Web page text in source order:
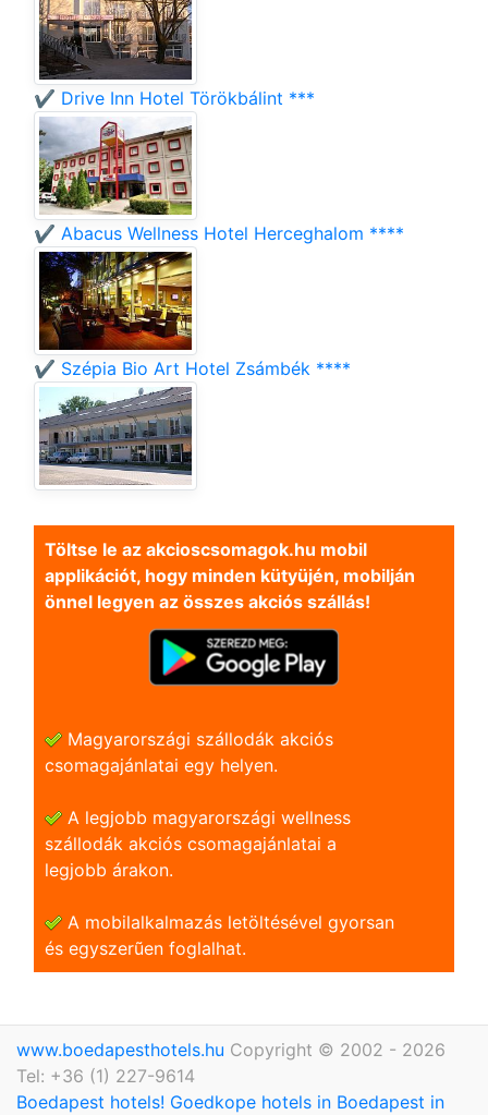
✔️ Drive Inn Hotel Törökbálint ***
✔️ Abacus Wellness Hotel Herceghalom ****
✔️ Szépia Bio Art Hotel Zsámbék ****
Töltse le az akcioscsomagok.hu mobil
applikációt, hogy minden kütyüjén, mobilján
önnel legyen az összes akciós szállás!
Magyarországi szállodák akciós
csomagajánlatai egy helyen.
A legjobb magyarországi wellness
szállodák akciós csomagajánlatai a
legjobb árakon.
A mobilalkalmazás letöltésével gyorsan
és egyszerũen foglalhat.
www.boedapesthotels.hu Copyright © 2002 - 2026
Tel: +36 (1) 227-9614
Boedapest hotels! Goedkope hotels in Boedapest in